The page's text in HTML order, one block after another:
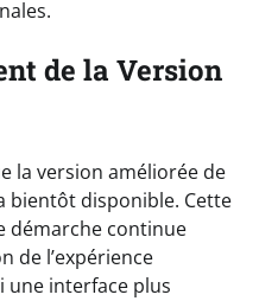
de la Version
la version améliorée de
bientôt disponible. Cette
démarche continue
de l’expérience
une interface plus